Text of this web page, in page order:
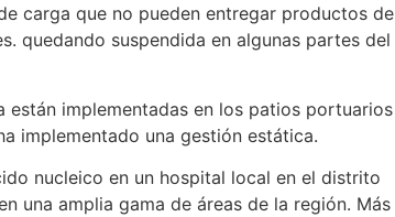
carga que no pueden entregar productos de
quedando suspendida en algunas partes del
implementadas en los patios portuarios
implementado una gestión estática.
nucleico en un hospital local en el distrito
una amplia gama de áreas de la región. Más